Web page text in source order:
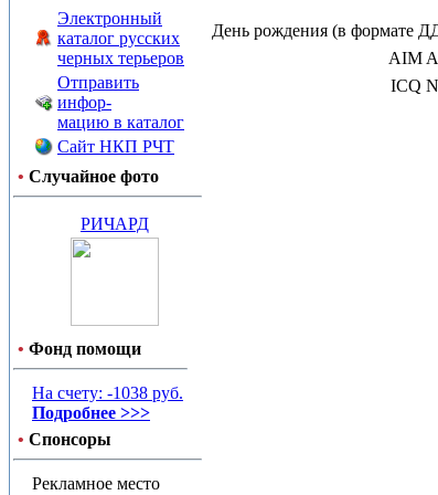
Электронный
каталог русских
черных терьеров
Отправить
инфор-
мацию в каталог
Сайт НКП РЧТ
• Случайное фото
РИЧАРД
• Фонд помощи
На счету: -1038 руб.
Подробнее >>>
• Спонсоры
Рекламное место
День рождения (в формате
AIM
ICQ